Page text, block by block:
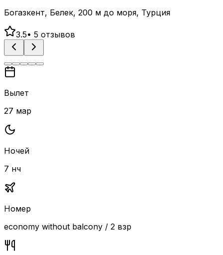
Богазкент, Белек, 200 м до моря, Турция
3.5• 5 отзывов
Вылет
27 мар
Ночей
7 нч
Номер
economy without balcony / 2 взр